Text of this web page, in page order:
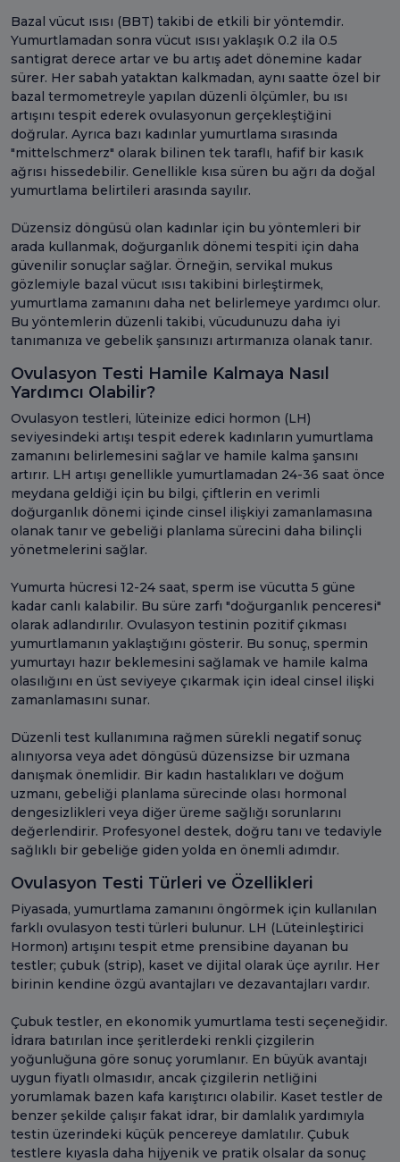
Bazal vücut ısısı (BBT) takibi de etkili bir yöntemdir.
Yumurtlamadan sonra vücut ısısı yaklaşık 0.2 ila 0.5
santigrat derece artar ve bu artış adet dönemine kadar
sürer. Her sabah yataktan kalkmadan, aynı saatte özel bir
bazal termometreyle yapılan düzenli ölçümler, bu ısı
artışını tespit ederek ovulasyonun gerçekleştiğini
doğrular. Ayrıca bazı kadınlar yumurtlama sırasında
"mittelschmerz" olarak bilinen tek taraflı, hafif bir kasık
ağrısı hissedebilir. Genellikle kısa süren bu ağrı da doğal
yumurtlama belirtileri arasında sayılır.
Düzensiz döngüsü olan kadınlar için bu yöntemleri bir
arada kullanmak, doğurganlık dönemi tespiti için daha
güvenilir sonuçlar sağlar. Örneğin, servikal mukus
gözlemiyle bazal vücut ısısı takibini birleştirmek,
yumurtlama zamanını daha net belirlemeye yardımcı olur.
Bu yöntemlerin düzenli takibi, vücudunuzu daha iyi
tanımanıza ve gebelik şansınızı artırmanıza olanak tanır.
Ovulasyon Testi Hamile Kalmaya Nasıl
Yardımcı Olabilir?
Ovulasyon testleri, lüteinize edici hormon (LH)
seviyesindeki artışı tespit ederek kadınların yumurtlama
zamanını belirlemesini sağlar ve hamile kalma şansını
artırır. LH artışı genellikle yumurtlamadan 24-36 saat önce
meydana geldiği için bu bilgi, çiftlerin en verimli
doğurganlık dönemi içinde cinsel ilişkiyi zamanlamasına
olanak tanır ve gebeliği planlama sürecini daha bilinçli
yönetmelerini sağlar.
Yumurta hücresi 12-24 saat, sperm ise vücutta 5 güne
kadar canlı kalabilir. Bu süre zarfı "doğurganlık penceresi"
olarak adlandırılır. Ovulasyon testinin pozitif çıkması
yumurtlamanın yaklaştığını gösterir. Bu sonuç, spermin
yumurtayı hazır beklemesini sağlamak ve hamile kalma
olasılığını en üst seviyeye çıkarmak için ideal cinsel ilişki
zamanlamasını sunar.
Düzenli test kullanımına rağmen sürekli negatif sonuç
alınıyorsa veya adet döngüsü düzensizse bir uzmana
danışmak önemlidir. Bir kadın hastalıkları ve doğum
uzmanı, gebeliği planlama sürecinde olası hormonal
dengesizlikleri veya diğer üreme sağlığı sorunlarını
değerlendirir. Profesyonel destek, doğru tanı ve tedaviyle
sağlıklı bir gebeliğe giden yolda en önemli adımdır.
Ovulasyon Testi Türleri ve Özellikleri
Piyasada, yumurtlama zamanını öngörmek için kullanılan
farklı ovulasyon testi türleri bulunur. LH (Lüteinleştirici
Hormon) artışını tespit etme prensibine dayanan bu
testler; çubuk (strip), kaset ve dijital olarak üçe ayrılır. Her
birinin kendine özgü avantajları ve dezavantajları vardır.
Çubuk testler, en ekonomik yumurtlama testi seçeneğidir.
İdrara batırılan ince şeritlerdeki renkli çizgilerin
yoğunluğuna göre sonuç yorumlanır. En büyük avantajı
uygun fiyatlı olmasıdır, ancak çizgilerin netliğini
yorumlamak bazen kafa karıştırıcı olabilir. Kaset testler de
benzer şekilde çalışır fakat idrar, bir damlalık yardımıyla
testin üzerindeki küçük pencereye damlatılır. Çubuk
testlere kıyasla daha hijyenik ve pratik olsalar da sonuç